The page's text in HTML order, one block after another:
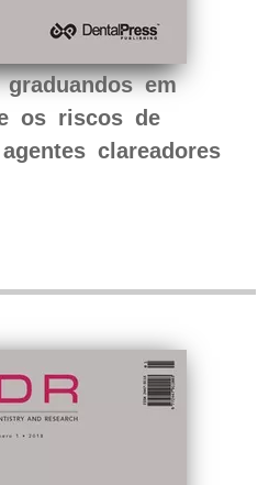
em
os riscos de
clareadores